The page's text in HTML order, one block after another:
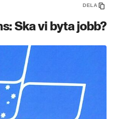
DELA
Ska vi byta jobb?